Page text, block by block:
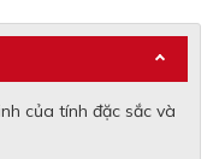
của tính đặc sắc và